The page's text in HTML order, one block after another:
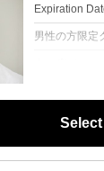
Expiration
男性の方限定
※ツイスト、
Select